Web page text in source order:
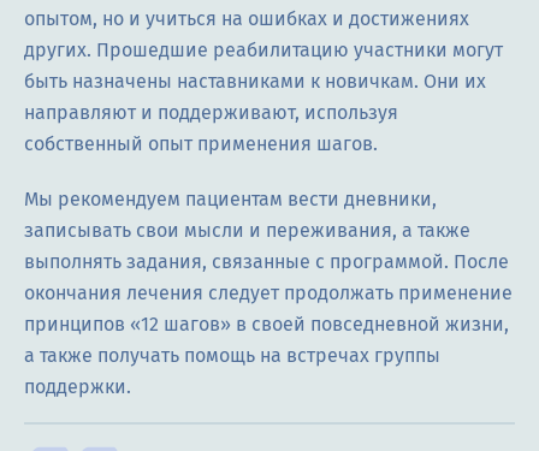
опытом, но и учиться на ошибках и достижениях
других. Прошедшие реабилитацию участники могут
быть назначены наставниками к новичкам. Они их
направляют и поддерживают, используя
собственный опыт применения шагов.
Мы рекомендуем пациентам вести дневники,
записывать свои мысли и переживания, а также
выполнять задания, связанные с программой. После
окончания лечения следует продолжать применение
принципов «12 шагов» в своей повседневной жизни,
а также получать помощь на встречах группы
поддержки.